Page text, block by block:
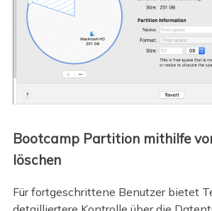
Bootcamp Partition mithilfe
löschen
Für fortgeschrittene Benutzer bietet